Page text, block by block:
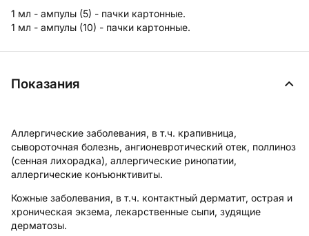
1 мл - ампулы (5) - пачки картонные.
1 мл - ампулы (10) - пачки картонные.
Показания
Аллергические заболевания, в т.ч. крапивница,
сывороточная болезнь, ангионевротический отек, поллиноз
(сенная лихорадка), аллергические ринопатии,
аллергические конъюнктивиты.
Кожные заболевания, в т.ч. контактный дерматит, острая и
хроническая экзема, лекарственные сыпи, зудящие
дерматозы.